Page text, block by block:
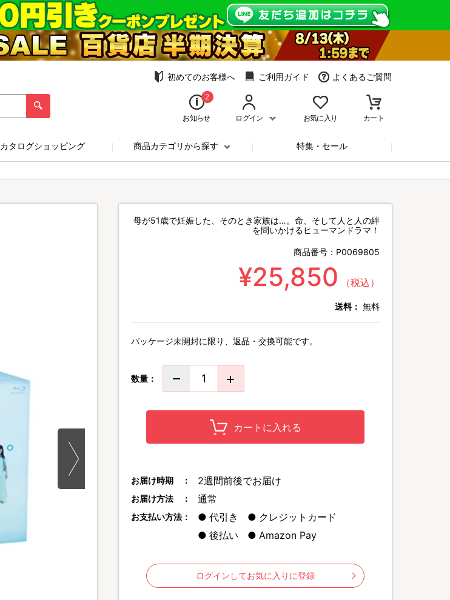
初めてのお客様へ ご利用ガイド よくあるご質問
2
お知らせ ログイン お気に入り カート
カタログショッピング 商品カテゴリから探す 特集・セール
母が51歳で妊娠した、そのとき家族は…。命、そして人と人の絆
を問いかけるヒューマンドラマ！
商品番号： P0069805
¥25,850 （税込）
送料： 無料
パッケージ未開封に限り、返品・交換可能です。
数量：
カートに入れる
お届け時期 ： 2週間前後でお届け
お届け方法 ： 通常
お支払い方法： 代引き
クレジットカード
後払い
Amazon Pay
ログインしてお気に入りに登録